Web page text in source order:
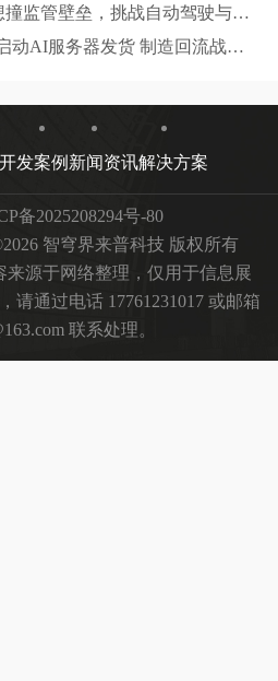
壁垒，挑战自动驾驶与航天规则
下一篇 : 苹果休斯顿工厂启动AI服务器发货 制造回流战略初见成效
发案例 新闻资讯解决方案
备2025208294号-80
智穹界来普科技 版权所有
来源于网络整理，仅用于信息展
请通过电话 17761231017 或邮箱
联系处理。